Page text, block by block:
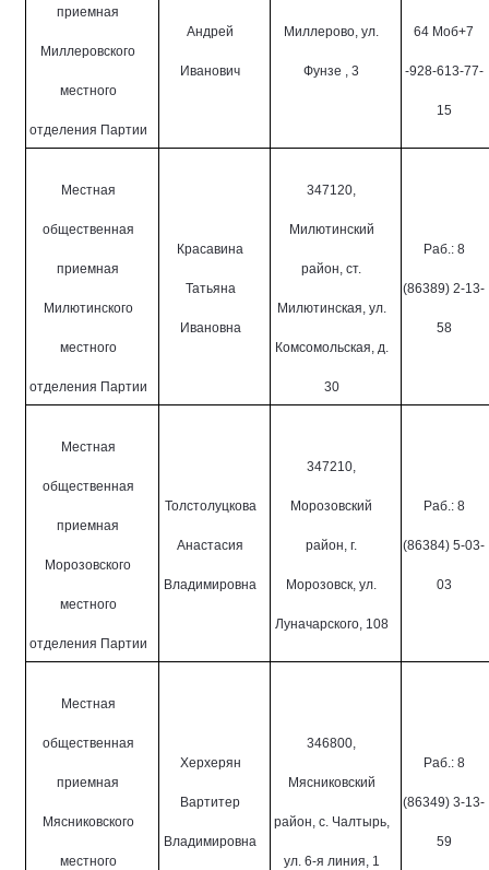
приемная
Миллеровского
местного
отделения Партии
Андрей
Иванович
Миллерово, ул.
Фунзе , 3
64 Моб+7
-928-613-77-
15
Местная
общественная
приемная
Милютинского
местного
отделения Партии
Красавина
Татьяна
Ивановна
347120,
Милютинский
район, ст.
Милютинская, ул.
Комсомольская, д.
30
Раб.: 8
(86389) 2-13-
58
Местная
общественная
приемная
Морозовского
местного
отделения Партии
Толстолуцкова
Анастасия
Владимировна
347210,
Морозовский
район, г.
Морозовск, ул.
Луначарского, 108
Раб.: 8
(86384) 5-03-
03
Местная
общественная
приемная
Мясниковского
местного
Херхерян
Вартитер
Владимировна
346800,
Мясниковский
район, с. Чалтырь,
ул. 6-я линия, 1
Раб.: 8
(86349) 3-13-
59